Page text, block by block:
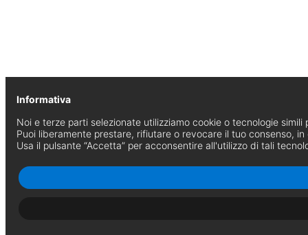
Informativa
Noi e terze parti selezionate utilizziamo cookie o tecnologie
Puoi liberamente prestare, rifiutare o revocare il tuo consenso, in
Usa il pulsante “Accetta” per acconsentire all'utilizzo di tali